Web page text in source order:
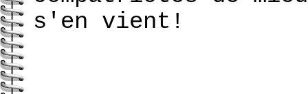
s'en vient!